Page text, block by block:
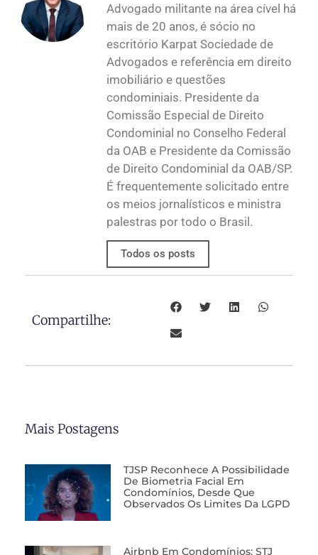
Advogado militante na área cível há
mais de 20 anos, é sócio no
escritório Karpat Sociedade de
Advogados e referência em direito
imobiliário e questões
condominiais. Presidente da
Comissão Especial de Direito
Condominial no Conselho Federal
da OAB e Presidente da Comissão
de Direito Condominial da OAB/SP.
É frequentemente solicitado entre
os meios jornalísticos e ministra
palestras por todo o Brasil.
Todos os posts
Compartilhe:
Mais Postagens
TJSP Reconhece A Possibilidade
De Biometria Facial Em
Condomínios, Desde Que
Observados Os Limites Da LGPD
Airbnb Em Condomínios: STJ